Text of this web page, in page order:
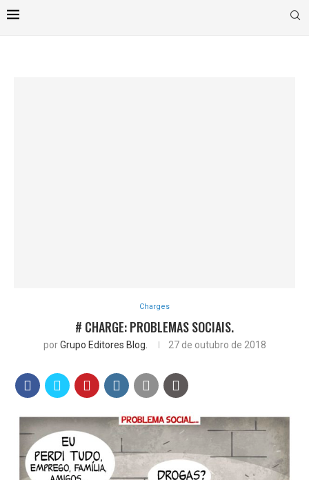
Charges
# CHARGE: PROBLEMAS SOCIAIS.
porGrupo Editores Blog. 27 de outubro de 2018